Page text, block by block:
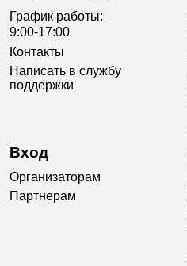
График работы:
9:00-17:00
Контакты
Написать в службу
поддержки
Вход
Организаторам
Партнерам